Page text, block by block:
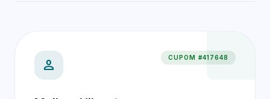
person CUPOM #417648